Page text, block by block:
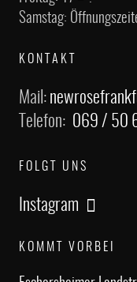
Samstag:
KONTAKT
Mail:
Telefon: 069 / 50
FOLGT UNS
Instagram
KOMMT VORBEI